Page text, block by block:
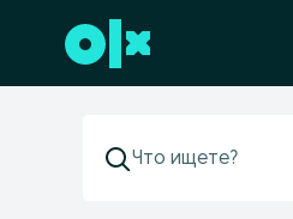
Перейти к нижнему колонтитулу